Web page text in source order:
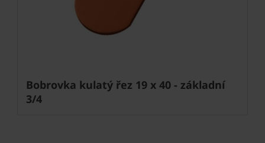
Bobrovka kulatý řez 19 x 40 - základní
3/4